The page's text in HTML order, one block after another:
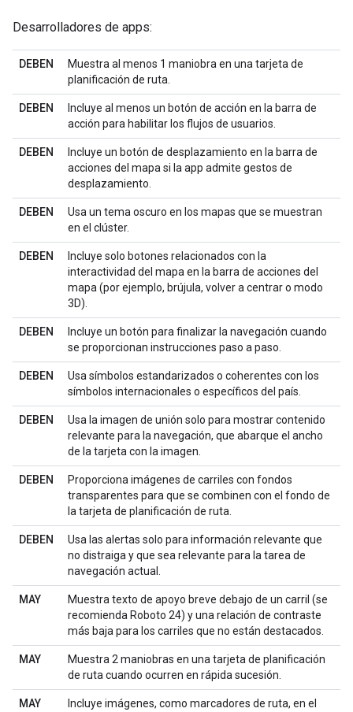
Desarrolladores de apps:
DEBEN
Muestra al menos 1 maniobra en una tarjeta de
planificación de ruta.
DEBEN
Incluye al menos un botón de acción en la barra de
acción para habilitar los flujos de usuarios.
DEBEN
Incluye un botón de desplazamiento en la barra de
acciones del mapa si la app admite gestos de
desplazamiento.
DEBEN
Usa un tema oscuro en los mapas que se muestran
en el clúster.
DEBEN
Incluye solo botones relacionados con la
interactividad del mapa en la barra de acciones del
mapa (por ejemplo, brújula, volver a centrar o modo
3D).
DEBEN
Incluye un botón para finalizar la navegación cuando
se proporcionan instrucciones paso a paso.
DEBEN
Usa símbolos estandarizados o coherentes con los
símbolos internacionales o específicos del país.
DEBEN
Usa la imagen de unión solo para mostrar contenido
relevante para la navegación, que abarque el ancho
de la tarjeta con la imagen.
DEBEN
Proporciona imágenes de carriles con fondos
transparentes para que se combinen con el fondo de
la tarjeta de planificación de ruta.
DEBEN
Usa las alertas solo para información relevante que
no distraiga y que sea relevante para la tarea de
navegación actual.
MAY
Muestra texto de apoyo breve debajo de un carril (se
recomienda Roboto 24) y una relación de contraste
más baja para los carriles que no están destacados.
MAY
Muestra 2 maniobras en una tarjeta de planificación
de ruta cuando ocurren en rápida sucesión.
MAY
Incluye imágenes, como marcadores de ruta, en el